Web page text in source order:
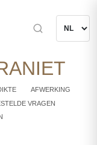
AFWERKING
VRAGEN